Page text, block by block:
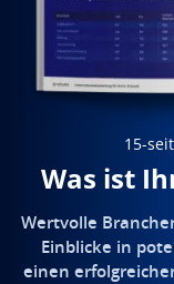
15-
Was ist
Wertvolle
Einblicke in
einen